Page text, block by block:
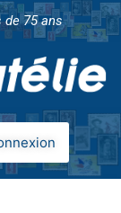
de 75 ans